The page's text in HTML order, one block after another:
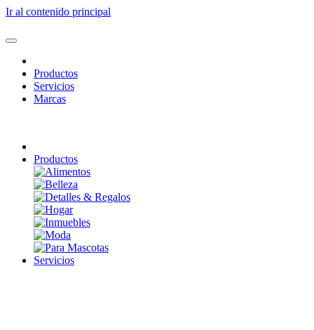
Ir al contenido principal
Productos
Servicios
Marcas
Productos
Servicios